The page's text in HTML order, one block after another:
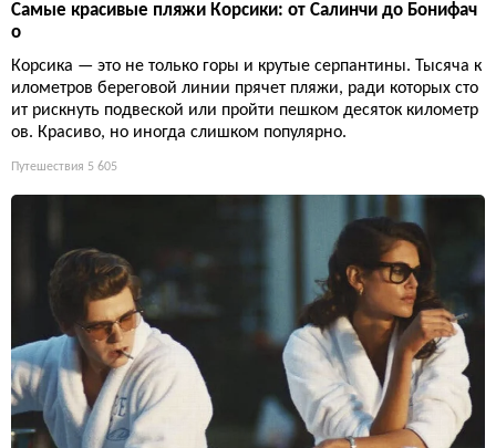
Самые красивые пляжи Корсики: от Салинчи до Бонифач
о
Корсика — это не только горы и крутые серпантины. Тысяча к
илометров береговой линии прячет пляжи, ради которых сто
ит рискнуть подвеской или пройти пешком десяток километр
ов. Красиво, но иногда слишком популярно.
Путешествия 5 605